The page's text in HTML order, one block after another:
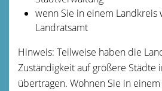
wenn Sie in einem Landkreis
Landratsamt
Hinweis: Teilweise haben die
Zuständigkeit auf größere Städte
übertragen. Wohnen Sie in